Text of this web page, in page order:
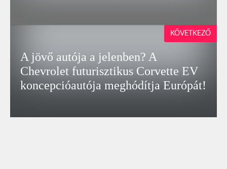
A jövő autója a jelenben? A
Chevrolet futurisztikus Corvette EV
koncepcióautója meghódítja Európát!
KÖVETKEZŐ